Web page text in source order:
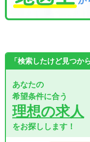
「検索したけど見つか
あなたの
希望条件に合う
理想の求人
をお探しします！